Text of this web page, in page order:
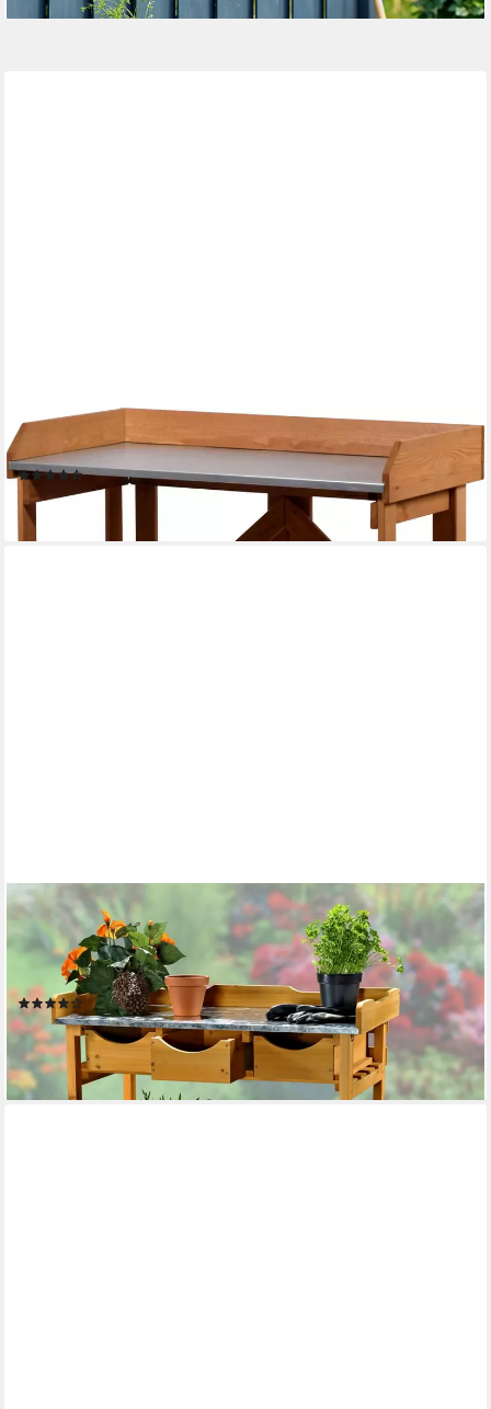
DOBAR
Pflanztisch, BxTxH: 85x44x89 cm
(16)
ab 85,88 €
lieferbar - in 4-5 Werktagen bei dir
MUCOLA
Pflanztisch Pflanztisch Arbeitstisch Blumentisch Gartentisch
Gärtnertisch Tisch (Stück, 1-St., Pflanztisch Arbeitstisch),
hochwertiger Oberflächen-Platte
(8)
63,80 € UVP89,90 €
-29%
lieferbar - in 3-4 Werktagen bei dir